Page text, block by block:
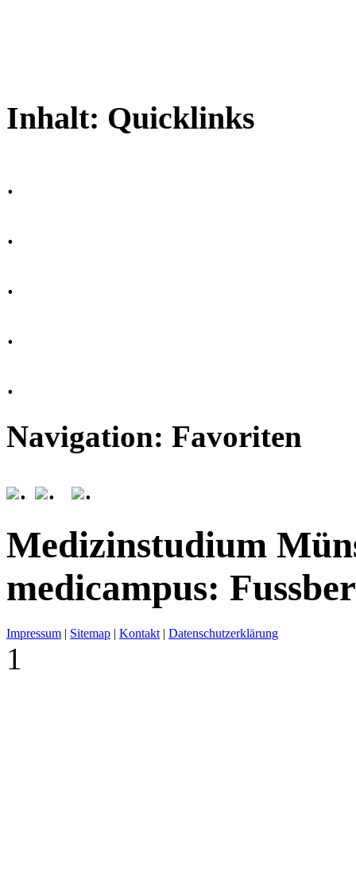
Inhalt: Quicklinks
.
.
.
.
.
Navigation: Favoriten
.
. .
Medizinstudium
medicampus:
Impressum | Sitemap | Kontakt | Datenschutzerklärung
1